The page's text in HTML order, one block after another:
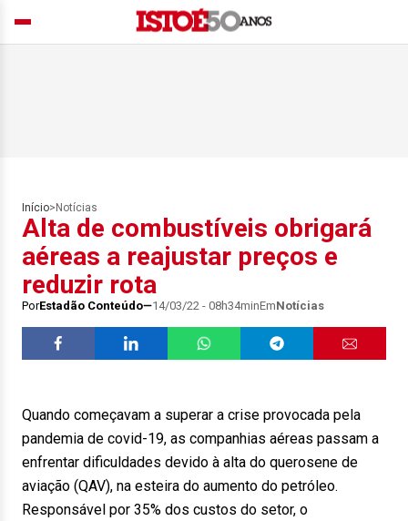
Início> Notícias
Alta de combustíveis obrigará
aéreas a reajustar preços e
reduzir rota
PorEstadão Conteúdo 14/03/22 - 08h34minEmNotícias
Quando começavam a superar a crise provocada pela
pandemia de covid-19, as companhias aéreas passam a
enfrentar dificuldades devido à alta do querosene de
aviação (QAV), na esteira do aumento do petróleo.
Responsável por 35% dos custos do setor, o